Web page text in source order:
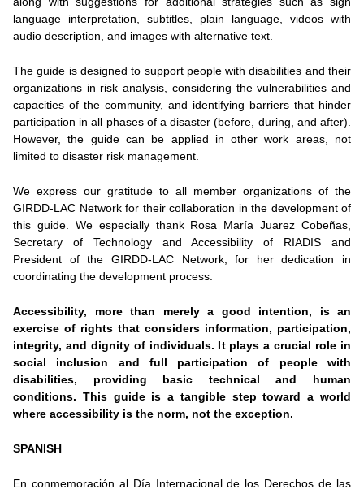
language interpretation, subtitles, plain language, videos with
audio description, and images with alternative text.
The guide is designed to support people with disabilities and their
organizations in risk analysis, considering the vulnerabilities and
capacities of the community, and identifying barriers that hinder
participation in all phases of a disaster (before, during, and after).
However, the guide can be applied in other work areas, not
limited to disaster risk management.
We express our gratitude to all member organizations of the
GIRDD-LAC Network for their collaboration in the development of
this guide. We especially thank Rosa María Juarez Cobeñas,
Secretary of Technology and Accessibility of RIADIS and
President of the GIRDD-LAC Network, for her dedication in
coordinating the development process.
Accessibility, more than merely a good intention, is an
exercise of rights that considers information, participation,
integrity, and dignity of individuals. It plays a crucial role in
social inclusion and full participation of people with
disabilities, providing basic technical and human
conditions. This guide is a tangible step toward a world
where accessibility is the norm, not the exception.
SPANISH
En conmemoración al Día Internacional de los Derechos de las